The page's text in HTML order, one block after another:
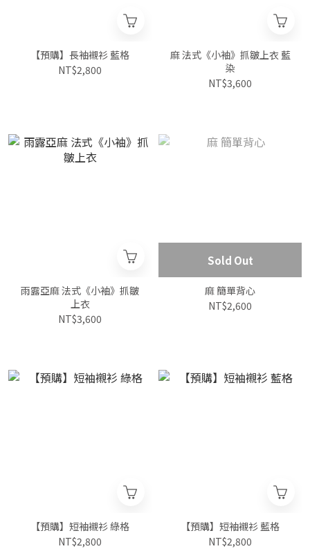
【預購】長袖襯衫 藍格
NT$2,800
麻 法式《小袖》抓皺上衣 藍
染
NT$3,600
雨露亞麻 法式《小袖》抓皺
上衣
NT$3,600
Sold Out
麻 簡單背心
NT$2,600
【預購】短袖襯衫 綠格
NT$2,800
【預購】短袖襯衫 藍格
NT$2,800